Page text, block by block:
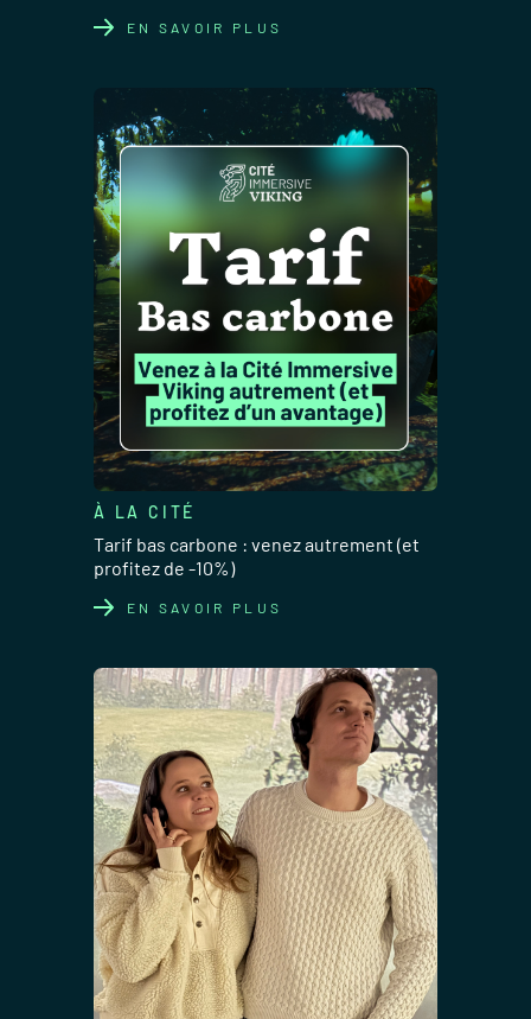
EN SAVOIR PLUS
EN SAVOIR PLUS
À LA CITÉ
Tarif bas carbone : venez autrement (et
profitez de -10%)